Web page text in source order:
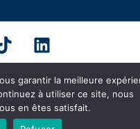
garantir la meilleure
à utiliser ce site, nous
en êtes satisfait.